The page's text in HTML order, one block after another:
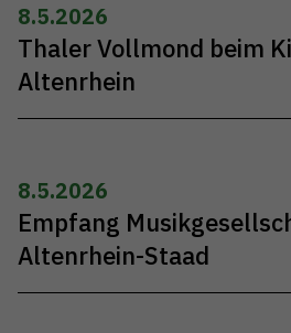
8.5.2026
Thaler Vollmond beim
Altenrhein
8.5.2026
Empfang
Altenrhein-Staad